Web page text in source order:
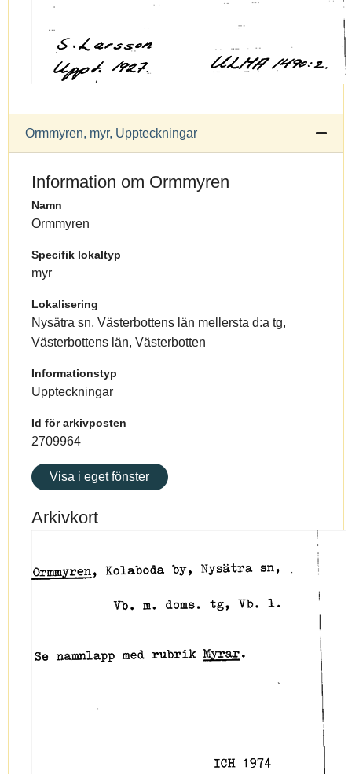
Ormmyren, myr, Uppteckningar
Information om Ormmyren
Namn
Ormmyren
Specifik lokaltyp
myr
Lokalisering
Nysätra sn, Västerbottens län mellersta d:a tg,
Västerbottens län, Västerbotten
Informationstyp
Uppteckningar
Id för arkivposten
2709964
Visa i eget fönster
Arkivkort